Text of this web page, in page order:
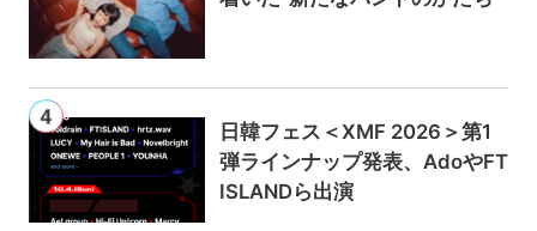
日韓フェス＜XMF 2026＞第1
弾ラインナップ発表、AdoやFT
ISLANDら出演